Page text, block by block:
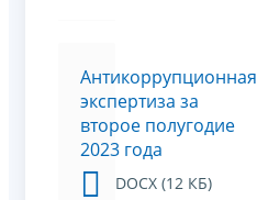
Антикоррупционная
экспертиза за
второе полугодие
2023 года
DOCX (12 КБ)